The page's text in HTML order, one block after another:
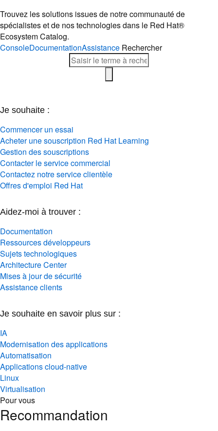
Trouvez les solutions issues de notre communauté de
spécialistes et de nos technologies dans le Red Hat®
Ecosystem Catalog.
ConsoleDocumentationAssistance Rechercher
Je souhaite :
Commencer un essai
Acheter une souscription Red Hat Learning
Gestion des souscriptions
Contacter le service commercial
Contactez notre service clientèle
Offres d'emploi Red Hat
Aidez-moi à trouver :
Documentation
Ressources développeurs
Sujets technologiques
Architecture Center
Mises à jour de sécurité
Assistance clients
Je souhaite en savoir plus sur :
IA
Modernisation des applications
Automatisation
Applications cloud-native
Linux
Virtualisation
Pour vous
Recommandation